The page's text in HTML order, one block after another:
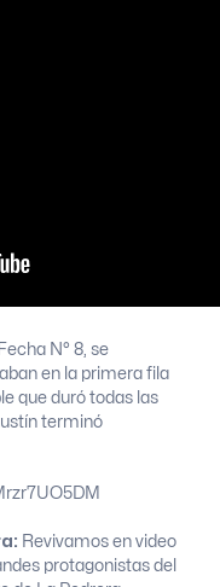
Fecha N° 8, se
en la primera fila
que duró todas las
terminó
Revivamos en video
protagonistas del